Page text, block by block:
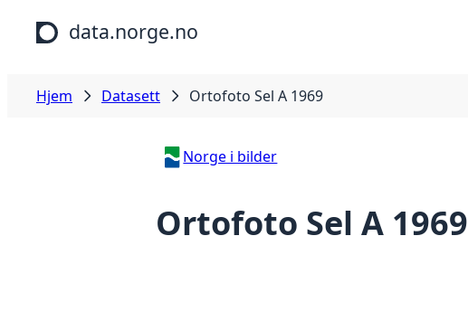
Hopp til hovedinnhold
data.norge.no
Hjem Datasett Ortofoto Sel A 1969
Norge i bilder
Ortofoto Sel A 1969